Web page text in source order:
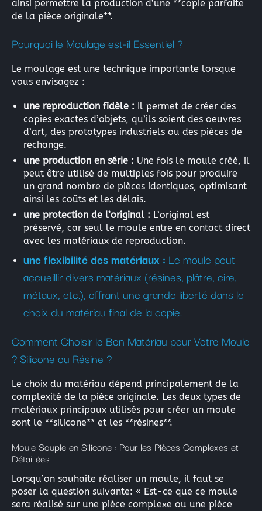
ainsi permettre la production d’une **copie parfaite
de la pièce originale**.
Pourquoi le Moulage est-il Essentiel ?
Le moulage est une technique importante lorsque
vous envisagez :
une reproduction fidèle : Il permet de créer des
copies exactes d’objets, qu’ils soient des oeuvres
d’art, des prototypes industriels ou des pièces de
rechange.
une production en série : Une fois le moule créé, il
peut être utilisé de multiples fois pour produire
un grand nombre de pièces identiques, optimisant
ainsi les coûts et les délais.
une protection de l’original : L’original est
préservé, car seul le moule entre en contact direct
avec les matériaux de reproduction.
une flexibilité des matériaux : Le moule peut
accueillir divers matériaux (résines, plâtre, cire,
métaux, etc.), offrant une grande liberté dans le
choix du matériau final de la copie.
Comment Choisir le Bon Matériau pour Votre Moule
? Silicone ou Résine ?
Le choix du matériau dépend principalement de la
complexité de la pièce originale. Les deux types de
matériaux principaux utilisés pour créer un moule
sont le **silicone** et les **résines**.
Moule Souple en Silicone : Pour les Pièces Complexes et
Détaillées
Lorsqu’on souhaite réaliser un moule, il faut se
poser la question suivante: « Est-ce que ce moule
sera réalisé sur une pièce complexe ou une pièce